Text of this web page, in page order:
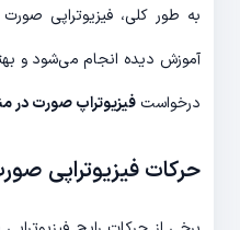
به طور کلی، فیزیوتراپی
آموزش دیده انجام می‌شود و
درخواست فیزیوتراپ صورت در
حرکات فیزیوتراپی